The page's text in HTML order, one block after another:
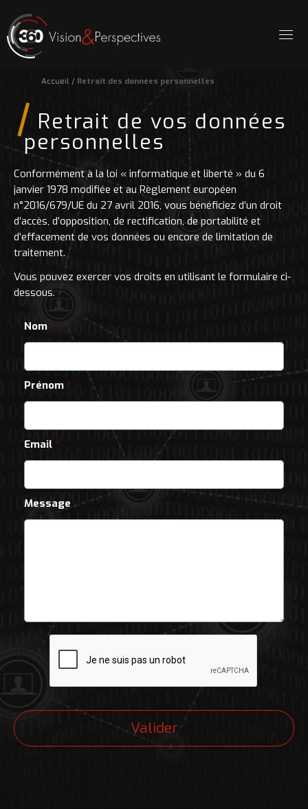
Accueil / Retrait des données personnelles
Retrait de vos données
personnelles
Conformément à la loi « informatique et liberté » du 6
janvier 1978 modifiée et au Règlement européen
n°2016/679/UE du 27 avril 2016, vous bénéficiez d’un droit
d’accès, d’opposition, de rectification, de portabilité et
d’effacement de vos données ou encore de limitation de
traitement.
Vous pouvez exercer vos droits en utilisant le formulaire ci-
dessous.
Nom *
Prénom *
Email *
Message